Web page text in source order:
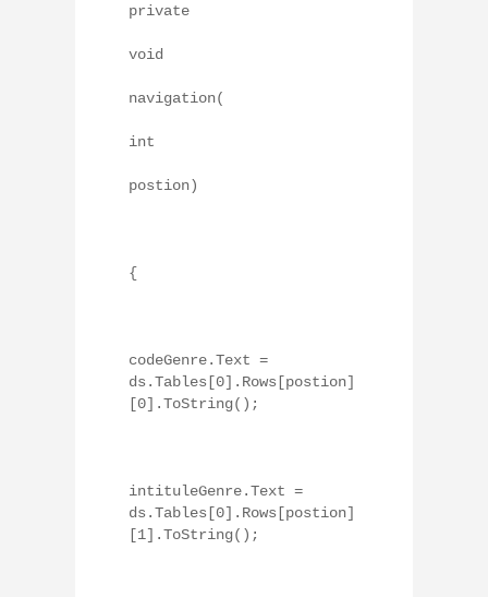
private
void
navigation(
int
postion)
{
codeGenre.Text =
ds.Tables[0].Rows[postion]
[0].ToString();
intituleGenre.Text =
ds.Tables[0].Rows[postion]
[1].ToString();